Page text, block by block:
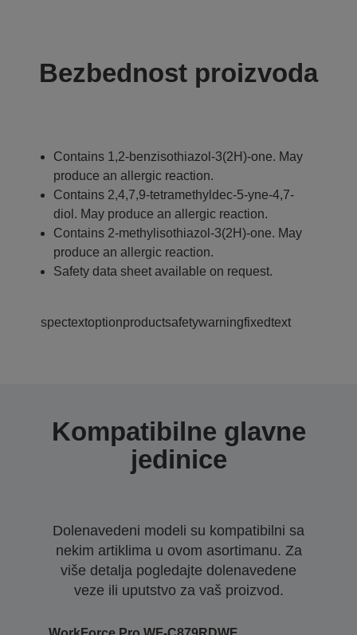
Bezbednost proizvoda
Contains 1,2-benzisothiazol-3(2H)-one. May
produce an allergic reaction.
Contains 2,4,7,9-tetramethyldec-5-yne-4,7-
diol. May produce an allergic reaction.
Contains 2-methylisothiazol-3(2H)-one. May
produce an allergic reaction.
Safety data sheet available on request.
spectextoptionproductsafetywarningfixedtext
Kompatibilne glavne
jedinice
Dolenavedeni modeli su kompatibilni sa
nekim artiklima u ovom asortimanu. Za
više detalja pogledajte dolenavedene
veze ili uputstvo za vaš proizvod.